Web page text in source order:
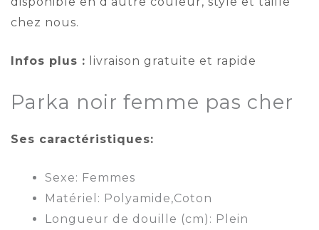
chez nous.
Infos plus : livraison gratuite et rapide
Parka noir femme pas cher
Ses caractéristiques:
Sexe: Femmes
Matériel: Polyamide,Coton
Longueur de douille (cm): Plein